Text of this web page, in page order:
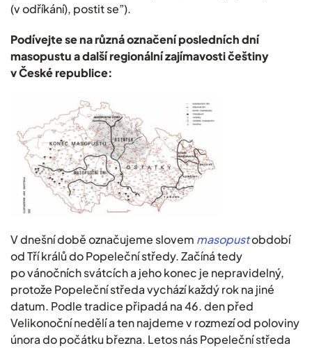
(v odříkání), postit se”).
Podívejte se na různá označení posledních dní
masopustu a další regionální zajímavosti češtiny
v České republice:
V dnešní době označujeme slovem masopustobdobí
od Tří králů do Popeleční středy. Začíná tedy
po vánočních svátcích a jeho konec je nepravidelný,
protože Popeleční středa vychází každý rok na jiné
datum. Podle tradice připadá na 46. den před
Velikonoční nedělí a ten najdeme v rozmezí od poloviny
února do počátku března. Letos nás Popeleční středa